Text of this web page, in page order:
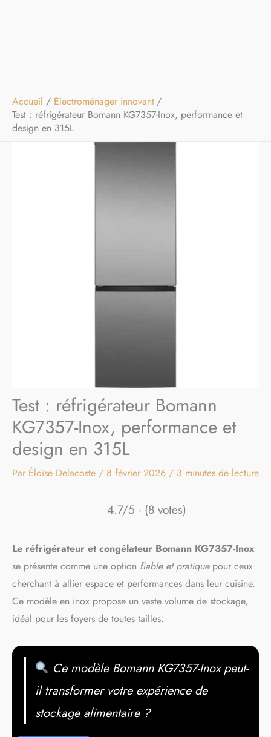
Accueil
Electroménager innovant
Test : réfrigérateur Bomann KG7357-Inox, performance et
design en 315L
Test : réfrigérateur Bomann
KG7357-Inox, performance et
design en 315L
Par Éloïse Delacoste / 8 février 2026 / 3 minutes de lecture
4.7/5 - (8 votes)
Le réfrigérateur et congélateur Bomann KG7357-Inox
se présente comme une option fiable et pratiquepour ceux
cherchant à allier espace et performances dans leur cuisine.
Ce modèle en inox propose un vaste volume de stockage,
idéal pour les foyers de toutes tailles.
Ce modèle Bomann KG7357-Inox peut-
il transformer votre expérience de
stockage alimentaire ?